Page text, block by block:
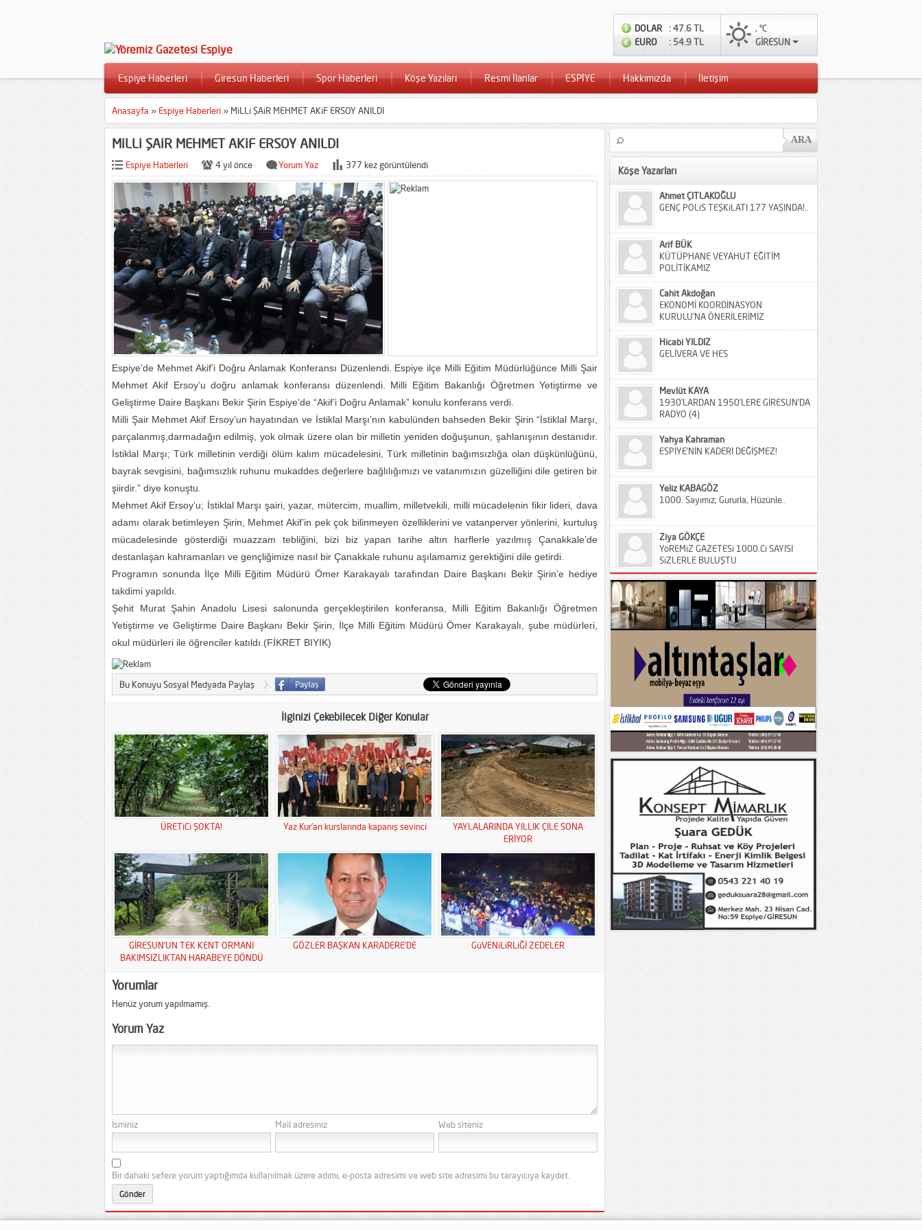
DOLAR
: 47.6 TL
EURO
: 54.9 TL
, °C
GİRESUN
Espiye Haberleri Giresun Haberleri Spor Haberleri Köşe Yazıları Resmi İlanlar ESPİYE Hakkımızda İletişim
Anasayfa » Espiye Haberleri » MiLLi ŞAiR MEHMET AKiF ERSOY ANILDI
MiLLi ŞAiR MEHMET AKiF ERSOY ANILDI
Espiye Haberleri 4 yıl önce Yorum Yaz 377 kez görüntülendi
Espiye’de Mehmet Akif’i Doğru Anlamak Konferansı Düzenlendi. Espiye ilçe Milli Eğitim Müdürlüğünce Milli Şair
Mehmet Akif Ersoy’u doğru anlamak konferansı düzenlendi. Milli Eğitim Bakanlığı Öğretmen Yetiştirme ve
Geliştirme Daire Başkanı Bekir Şirin Espiye’de “Akif’i Doğru Anlamak” konulu konferans verdi.
Milli Şair Mehmet Akif Ersoy’un hayatından ve İstiklal Marşı’nın kabulünden bahseden Bekir Şirin “İstiklal Marşı,
parçalanmış,darmadağın edilmiş, yok olmak üzere olan bir milletin yeniden doğuşunun, şahlanışının destanıdır.
İstiklal Marşı; Türk milletinin verdiği ölüm kalım mücadelesini, Türk milletinin bağımsızlığa olan düşkünlüğünü,
bayrak sevgisini, bağımsızlık ruhunu mukaddes değerlere bağlılığımızı ve vatanımızın güzelliğini dile getiren bir
şiirdir.” diye konuştu.
Mehmet Akif Ersoy’u; İstiklal Marşı şairi, yazar, mütercim, muallim, milletvekili, milli mücadelenin fikir lideri, dava
adamı olarak betimleyen Şirin, Mehmet Akif’in pek çok bilinmeyen özelliklerini ve vatanperver yönlerini, kurtuluş
mücadelesinde gösterdiği muazzam tebliğini, bizi biz yapan tarihe altın harflerle yazılmış Çanakkale’de
destanlaşan kahramanları ve gençliğimize nasıl bir Çanakkale ruhunu aşılamamız gerektiğini dile getirdi.
Programın sonunda İlçe Milli Eğitim Müdürü Ömer Karakayalı tarafından Daire Başkanı Bekir Şirin’e hediye
takdimi yapıldı.
Şehit Murat Şahin Anadolu Lisesi salonunda gerçekleştirilen konferansa, Milli Eğitim Bakanlığı Öğretmen
Yetiştirme ve Geliştirme Daire Başkanı Bekir Şirin, İlçe Milli Eğitim Müdürü Ömer Karakayalı, şube müdürleri,
okul müdürleri ile öğrenciler katıldı.(FİKRET BIYIK)
Bu Konuyu Sosyal Medyada Paylaş
İlginizi Çekebilecek Diğer Konular
ÜRETiCi ŞOKTA! Yaz Kur’an kurslarında kapanış sevinci
YAYLALARINDA YILLIK ÇİLE SONA
ERİYOR
GİRESUN’UN TEK KENT ORMANI
BAKIMSIZLIKTAN HARABEYE DÖNDÜ
GÖZLER BAŞKAN KARADERE’DE GüVENiLiRLiĞİ ZEDELER
Yorumlar
Henüz yorum yapılmamış.
Yorum Yaz
İsminiz Mail adresiniz Web siteniz
Bir dahaki sefere yorum yaptığımda kullanılmak üzere adımı, e-posta adresimi ve web site adresimi bu tarayıcıya kaydet.
Köşe Yazarları
Ahmet ÇITLAKOĞLU
GENÇ POLiS TEŞKiLATI 177 YAŞINDA!..
Arif BÜK
KÜTÜPHANE VEYAHUT EĞİTİM
POLİTİKAMIZ
Cahit Akdoğan
EKONOMİ KOORDİNASYON
KURULU’NA ÖNERİLERİMİZ
Hicabi YILDIZ
GELİVERA VE HES
Mevlüt KAYA
1930’LARDAN 1950’LERE GİRESUN’DA
RADYO (4)
Yahya Kahraman
ESPİYE’NİN KADERİ DEĞİŞMEZ!
Yeliz KABAGÖZ
1000. Sayımız; Gururla, Hüzünle..
Ziya GÖKÇE
YöREMiZ GAZETESi 1000.Ci SAYISI
SiZLERLE BULUŞTU